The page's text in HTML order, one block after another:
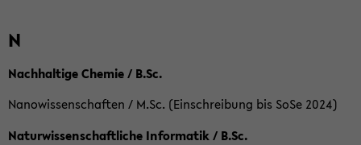
N
Nachhaltige Chemie / B.Sc.
Nanowissenschaften / M.Sc. (Einschreibung bis SoSe 2024)
Naturwissenschaftliche Informatik / B.Sc.